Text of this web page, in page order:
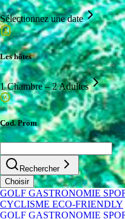
Sélectionnez une date
Les hôtes
1 Chambre – 2 Adultes
Cod. Prom
Rechercher
Choisir
GOLF GASTRONOMIE
CYCLISME ECO-FRIENDLY
GOLF GASTRONOMIE